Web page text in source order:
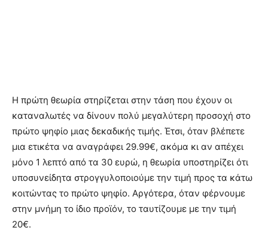
Η πρώτη θεωρία στηρίζεται στην τάση που έχουν οι
καταναλωτές να δίνουν πολύ μεγαλύτερη προσοχή στο
πρώτο ψηφίο μιας δεκαδικής τιμής. Έτσι, όταν βλέπετε
μια ετικέτα να αναγράφει 29.99€, ακόμα κι αν απέχει
μόνο 1 λεπτό από τα 30 ευρώ, η θεωρία υποστηρίζει ότι
υποσυνείδητα στρογγυλοποιούμε την τιμή προς τα κάτω
κοιτώντας το πρώτο ψηφίο. Αργότερα, όταν φέρνουμε
στην μνήμη το ίδιο προϊόν, το ταυτίζουμε με την τιμή
20€.